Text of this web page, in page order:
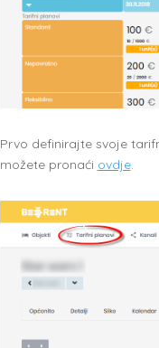
Prvo definirajte svoje
možete pronaći ovdje.